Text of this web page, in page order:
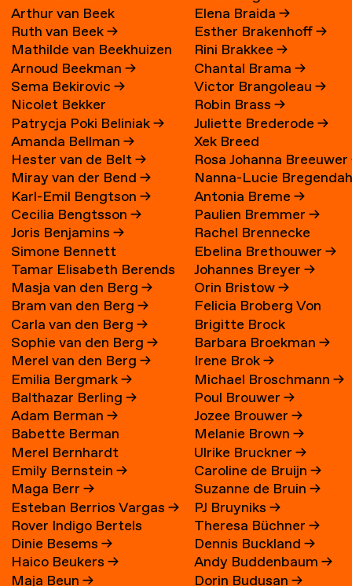
Arthur van Beek
Ruth van Beek→
Mathilde van Beekhuizen
→
Arnoud Beekman→
Sema Bekirovic→
Nicolet Bekker
Patrycja Poki Beliniak→
Amanda Bellman→
Hester van de Belt→
Miray van der Bend→
Karl-Emil Bengtson→
Cecilia Bengtsson→
Joris Benjamins→
Simone Bennett
Tamar Elisabeth Berends
→
Masja van den Berg→
Bram van den Berg→
Carla van den Berg→
Sophie van den Berg→
Merel van den Berg→
Emilia Bergmark→
Balthazar Berling→
Adam Berman→
Babette Berman
Merel Bernhardt
Emily Bernstein→
Maga Berr→
Esteban Berrios Vargas→
Rover Indigo Bertels
Dinie Besems→
Haico Beukers→
Maja Beun→
Elena Braida→
Esther Brakenhoff→
Rini Brakkee→
Chantal Brama→
Victor Brangoleau→
Robin Brass→
Juliette Brederode→
Xek Breed
Rosa Johanna Breeuwer
Nanna-Lucie
Axilgård→
Antonia Breme→
Paulien Bremmer→
Rachel Brennecke
Ebelina Brethouwer→
Johannes Breyer→
Orin Bristow→
Felicia Broberg Von
Zweigbergk
Brigitte Brock
Barbara Broekman→
Irene Brok→
Michael Broschmann→
Poul Brouwer→
Jozee Brouwer→
Melanie Brown→
Ulrike Bruckner→
Caroline de Bruijn→
Suzanne de Bruin→
PJ Bruyniks→
Theresa Büchner→
Dennis Buckland→
Andy Buddenbaum→
Dorin Budușan→